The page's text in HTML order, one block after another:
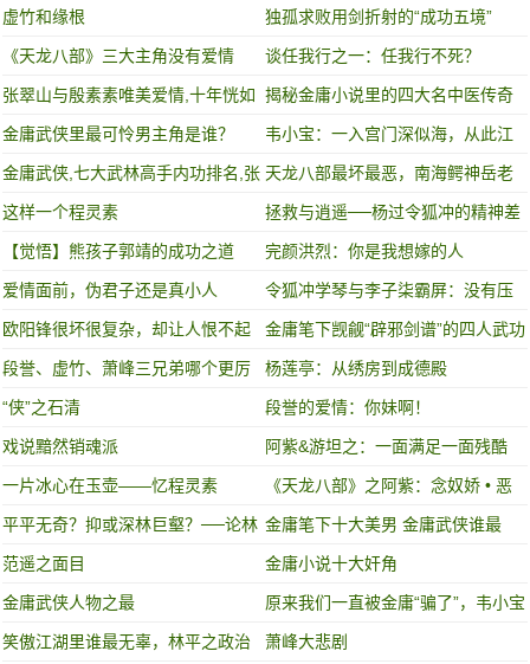
蔓延
虚竹和缘根 独孤求败用剑折射的“成功五境”
《天龙八部》三大主角没有爱情 谈任我行之一：任我行不死？
张翠山与殷素素唯美爱情,十年恍如
梦,梦醒渡黄泉!
揭秘金庸小说里的四大名中医传奇
故事
金庸武侠里最可怜男主角是谁？
韦小宝：一入宫门深似海，从此江
湖是路人
金庸武侠,七大武林高手内功排名,张
三丰垫底,第一太强!
天龙八部最坏最恶，南海鳄神岳老
三其实该叫做岳老大
这样一个程灵素
拯救与逍遥──杨过令狐冲的精神差
异
【觉悟】熊孩子郭靖的成功之道 完颜洪烈：你是我想嫁的人
爱情面前，伪君子还是真小人
令狐冲学琴与李子柒霸屏：没有压
力时的坚持，才最可贵！
欧阳锋很坏很复杂，却让人恨不起
了！
金庸笔下觊觎“辟邪剑谱”的四人武功
谁高谁低？
段誉、虚竹、萧峰三兄弟哪个更厉
害
杨莲亭：从绣房到成德殿
“侠”之石清 段誉的爱情：你妹啊！
戏说黯然销魂派 阿紫&游坦之：一面满足一面残酷
一片冰心在玉壶——忆程灵素
《天龙八部》之阿紫：念奴娇 • 恶
之花
平平无奇？抑或深林巨壑？──论林
平之
金庸笔下十大美男 金庸武侠谁最
帅？
范遥之面目 金庸小说十大奸角
金庸武侠人物之最
原来我们一直被金庸“骗了”，韦小宝
的老婆只有一个，就是...
笑傲江湖里谁最无辜，林平之政治
萧峰大悲剧